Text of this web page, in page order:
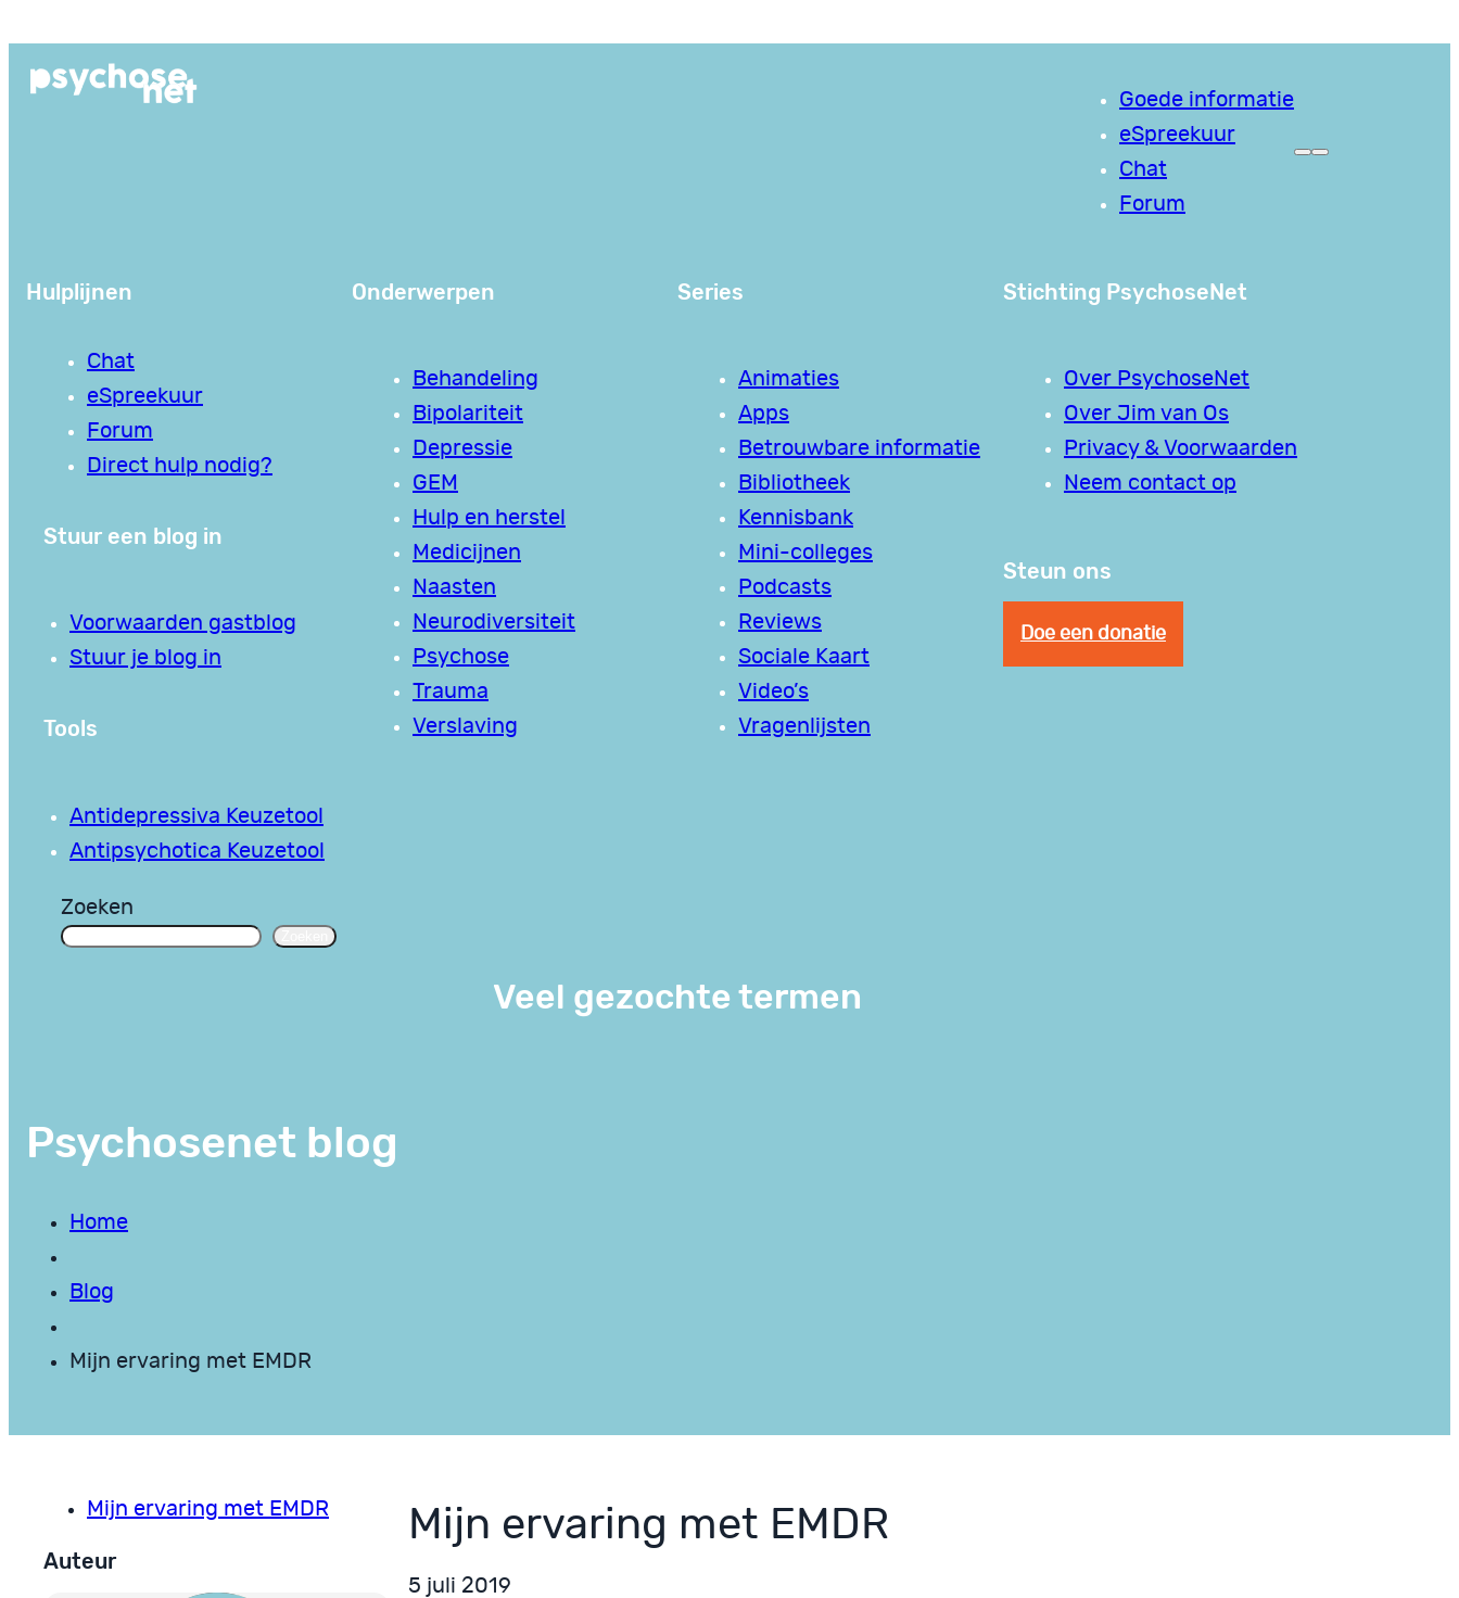
de
Goede informatie
eSpreekuur
Chat
Forum
Hulplijnen
Chat
eSpreekuur
Forum
Direct hulp nodig?
Stuur een blog in
Voorwaarden gastblog
Stuur je blog in
Tools
Antidepressiva Keuzetool
Antipsychotica Keuzetool
Onderwerpen
Behandeling
Bipolariteit
Depressie
GEM
Hulp en herstel
Medicijnen
Naasten
Neurodiversiteit
Psychose
Trauma
Verslaving
Series
Animaties
Apps
Betrouwbare informatie
Bibliotheek
Kennisbank
Mini-colleges
Podcasts
Reviews
Sociale Kaart
Video’s
Vragenlijsten
Stichting PsychoseNet
Over PsychoseNet
Over Jim van Os
Privacy & Voorwaarden
Neem contact op
Steun ons
Doe een donatie
Zoeken
Veel gezochte termen
Psychosenet blog
Home
Blog
Mijn ervaring met EMDR
Mijn ervaring met EMDR
Auteur
Mijn ervaring met EMDR
5 juli 2019